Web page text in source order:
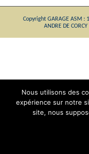
Copyright GARAGE ASM :
ANDRE DE
Nous utilisons des
expérience sur notre
site, nous